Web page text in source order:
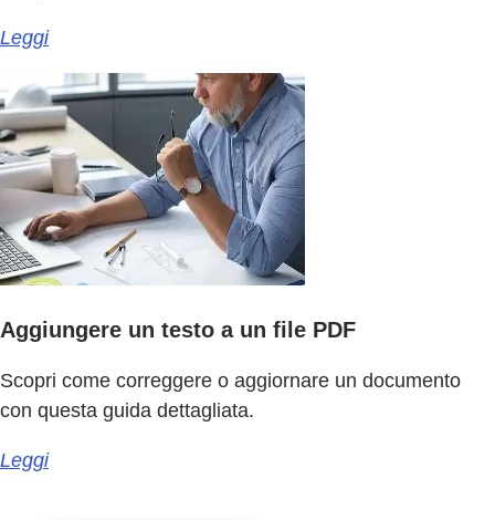
Leggi
Aggiungere un testo a un file PDF
Scopri come correggere o aggiornare un documento
con questa guida dettagliata.
Leggi